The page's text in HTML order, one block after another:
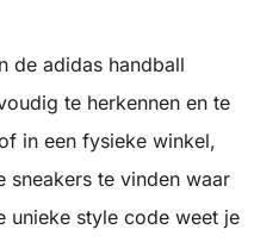
de adidas handball
te herkennen en te
in een fysieke winkel,
sneakers te vinden waar
unieke style code weet je